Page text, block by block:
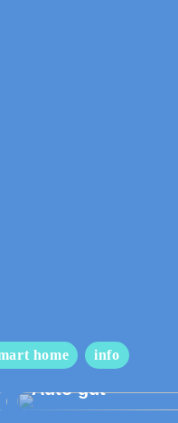
home info
So pflegen Sie Ihr
Auto gut